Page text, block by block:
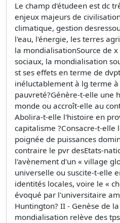
Le champ d'étudeen est dc
enjeux majeurs de
climatique, gestion
l'eau, l'énergie, les terres
la mondialisationSource de
sociaux, la mondialisation
st ses effets en terme de
inéluctablement à lg terme
pauvreté?Génère-t-elle une
monde ou accroît-elle au
Abolira-t-elle l'histoire en
capitalisme ?Consacre-t-
poignée de puissances
contraire le pvr desEtats-
l'avènement d'un « village
universelle ou suscite-t-elle
identités locales, voire le «
évoqué par l'universitaire
Huntington? II - Genèse de
mondialisation relève des